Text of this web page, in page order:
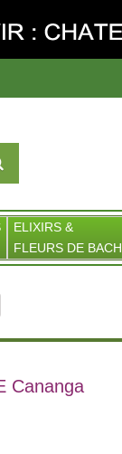
ELIXIRS &
FLEURS DE BACH
Cananga